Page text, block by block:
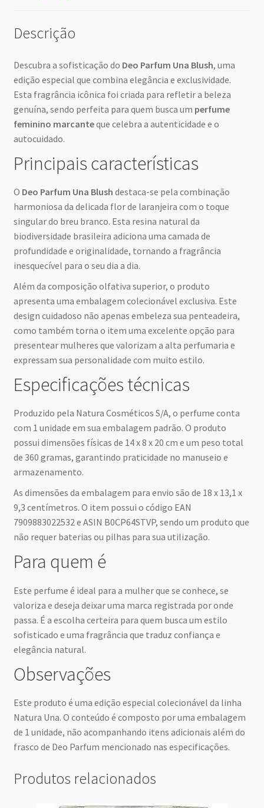
Descrição
Descubra a sofisticação do Deo Parfum Una Blush, uma
edição especial que combina elegância e exclusividade.
Esta fragrância icônica foi criada para refletir a beleza
genuína, sendo perfeita para quem busca um perfume
feminino marcanteque celebra a autenticidade e o
autocuidado.
Principais características
O Deo Parfum Una Blush destaca-se pela combinação
harmoniosa da delicada flor de laranjeira com o toque
singular do breu branco. Esta resina natural da
biodiversidade brasileira adiciona uma camada de
profundidade e originalidade, tornando a fragrância
inesquecível para o seu dia a dia.
Além da composição olfativa superior, o produto
apresenta uma embalagem colecionável exclusiva. Este
design cuidadoso não apenas embeleza sua penteadeira,
como também torna o item uma excelente opção para
presentear mulheres que valorizam a alta perfumaria e
expressam sua personalidade com muito estilo.
Especificações técnicas
Produzido pela Natura Cosméticos S/A, o perfume conta
com 1 unidade em sua embalagem padrão. O produto
possui dimensões físicas de 14 x 8 x 20 cm e um peso total
de 360 gramas, garantindo praticidade no manuseio e
armazenamento.
As dimensões da embalagem para envio são de 18 x 13,1 x
9,3 centímetros. O item possui o código EAN
7909883022532 e ASIN B0CP64STVP, sendo um produto que
não requer baterias ou pilhas para sua utilização.
Para quem é
Este perfume é ideal para a mulher que se conhece, se
valoriza e deseja deixar uma marca registrada por onde
passa. É a escolha certeira para quem busca um estilo
sofisticado e uma fragrância que traduz confiança e
elegância natural.
Observações
Este produto é uma edição especial colecionável da linha
Natura Una. O conteúdo é composto por uma embalagem
de 1 unidade, não acompanhando itens adicionais além do
frasco de Deo Parfum mencionado nas especificações.
Produtos relacionados